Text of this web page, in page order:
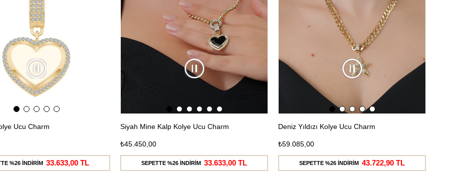
Ucu Charm
%26 İNDİRİM 33.633,00 TL
Siyah Mine Kalp Kolye Ucu Charm
₺45.450,00
SEPETTE %26 İNDİRİM 33.633,00 TL
Deniz Yıldızı Kolye Ucu Charm
₺59.085,00
SEPETTE %26 İNDİRİM 43.722,90 TL